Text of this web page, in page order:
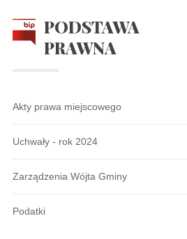
PODSTAWA
PRAWNA
Akty prawa miejscowego
Uchwały - rok 2024
Zarządzenia Wójta Gminy
Podatki